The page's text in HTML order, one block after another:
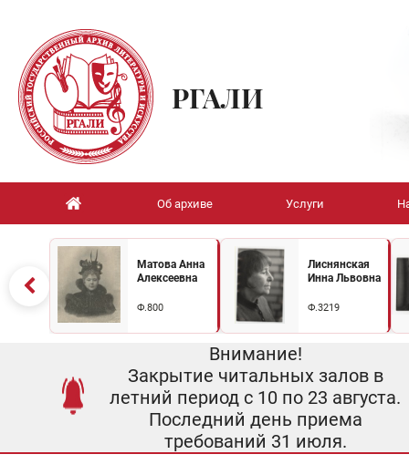
РГАЛИ
Об архиве Услуги
Матова Анна
Алексеевна
Ф.800
Лиснянская
Инна Львовна
Ф.3219
Внимание!
Закрытие читальных залов в
летний период с 10 по 23 августа.
Последний день приема
требований 31 июля.